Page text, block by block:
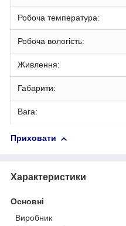
Робоча температура:
Робоча вологість:
Живлення:
Габарити:
Вага:
Приховати
Характеристики
Основні
Виробник